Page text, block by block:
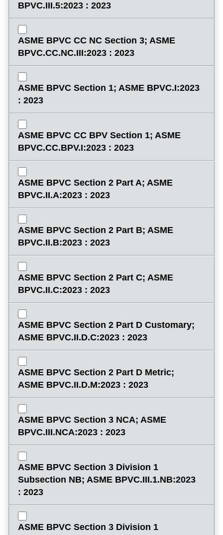
BPVC.III.5:2023 : 2023
ASME BPVC CC NC Section 3; ASME
BPVC.CC.NC.III:2023 : 2023
ASME BPVC Section 1; ASME BPVC.I:2023
: 2023
ASME BPVC CC BPV Section 1; ASME
BPVC.CC.BPV.I:2023 : 2023
ASME BPVC Section 2 Part A; ASME
BPVC.II.A:2023 : 2023
ASME BPVC Section 2 Part B; ASME
BPVC.II.B:2023 : 2023
ASME BPVC Section 2 Part C; ASME
BPVC.II.C:2023 : 2023
ASME BPVC Section 2 Part D Customary;
ASME BPVC.II.D.C:2023 : 2023
ASME BPVC Section 2 Part D Metric;
ASME BPVC.II.D.M:2023 : 2023
ASME BPVC Section 3 NCA; ASME
BPVC.III.NCA:2023 : 2023
ASME BPVC Section 3 Division 1
Subsection NB; ASME BPVC.III.1.NB:2023
: 2023
ASME BPVC Section 3 Division 1